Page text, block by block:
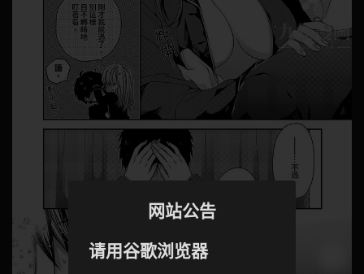
网站公告
请用谷歌浏览器